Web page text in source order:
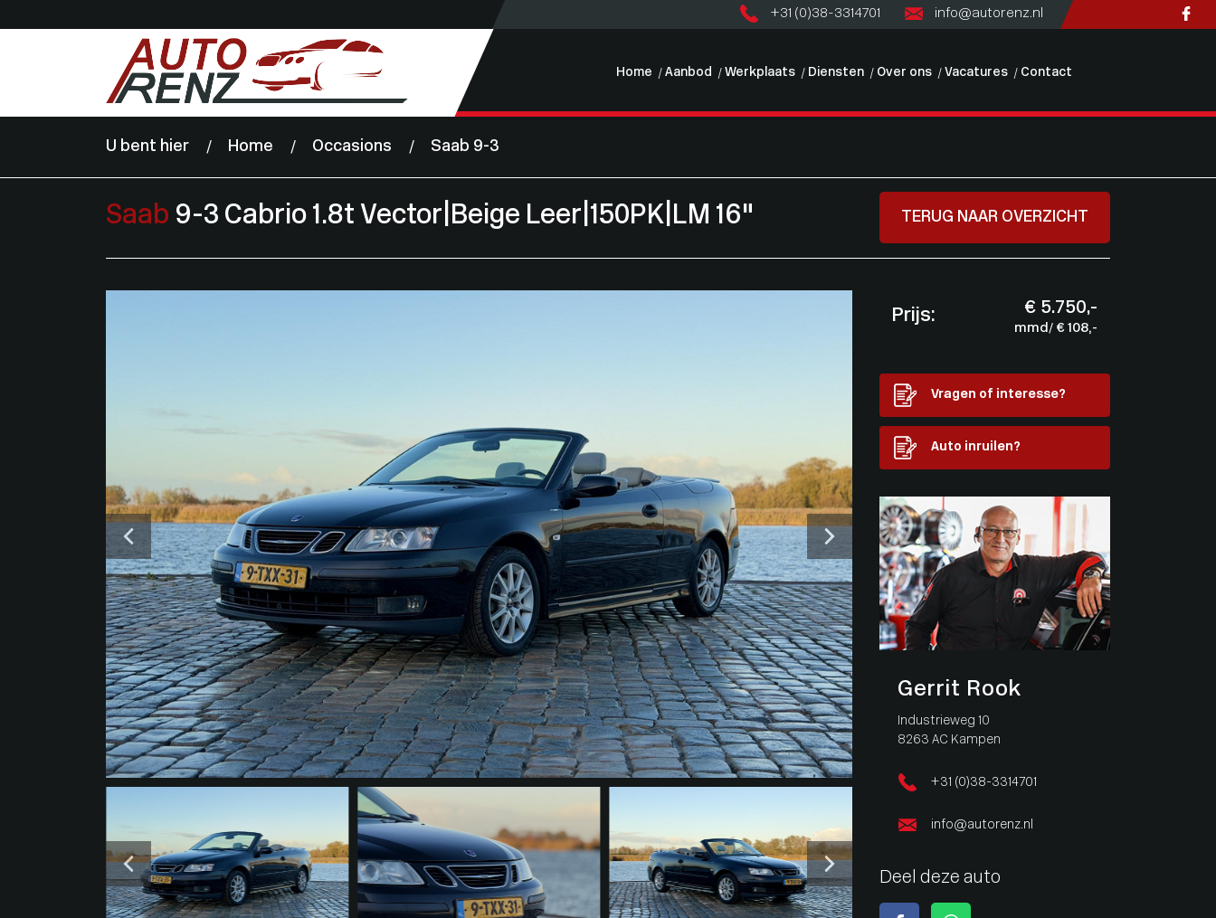
+31 (0)38-3314701 info@autorenz.nl
Home Aanbod Werkplaats Diensten Over ons Vacatures Contact
U bent hier Home Occasions Saab 9-3
Saab 9-3 Cabrio 1.8t Vector|Beige Leer|150PK|LM 16" TERUG NAAR OVERZICHT
Prijs: € 5.750,-
mmd/ € 108,-
Vragen of interesse?
Auto inruilen?
Gerrit Rook
Industrieweg 10
8263 AC Kampen
+31 (0)38-3314701
info@autorenz.nl
Deel deze auto